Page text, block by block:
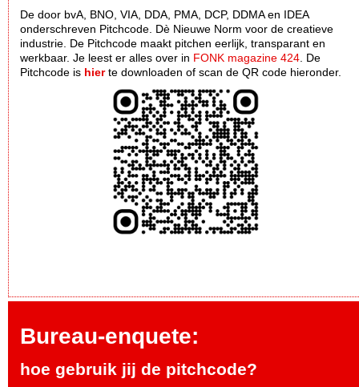
De door bvA, BNO, VIA, DDA, PMA, DCP, DDMA en IDEA
onderschreven Pitchcode. Dè Nieuwe Norm voor de creatieve
industrie. De Pitchcode maakt pitchen eerlijk, transparant en
werkbaar. Je leest er alles over in FONK magazine 424 . De
Pitchcode is hierte downloaden of scan de QR code hieronder.
Bureau-enquete:
hoe gebruik jij de pitchcode?